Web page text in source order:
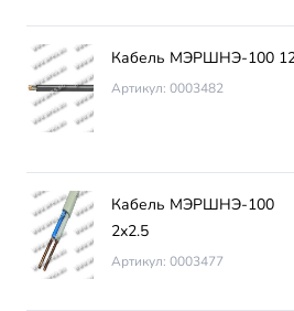
Кабель МЭРШНЭ-100
Артикул: 0003482
Кабель МЭРШНЭ-100
2х2.5
Артикул: 0003477